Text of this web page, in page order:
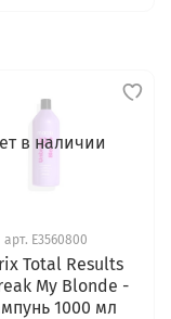
в наличии
арт. E3560800
Total Results
My Blonde -
1000 мл